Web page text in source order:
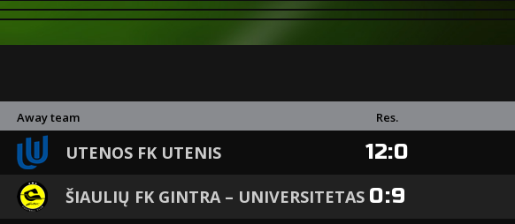
Away team Res.
UTENOS FK UTENIS 12:0
ŠIAULIŲ FK GINTRA – UNIVERSITETAS 0:9